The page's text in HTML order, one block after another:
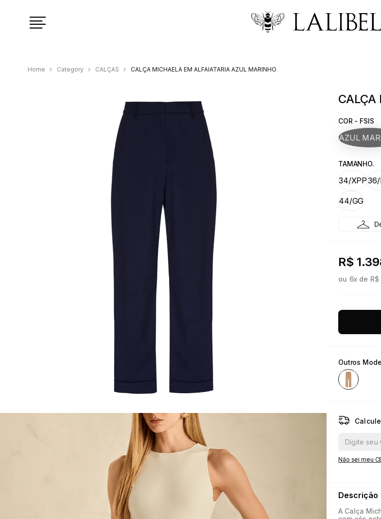
O que você está procurando hoje?
Category CALÇAS CALÇA MICHAELA EM ALFAIATARIA AZUL MARINHO
CALÇA
COR - FSIS
AZUL
TAMANHO.
34/XPP36/
44/GG
R$
ou 6x de
Outros
Não sei meu
Descrição
A Calça